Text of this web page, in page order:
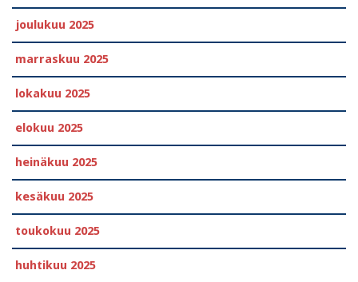
joulukuu 2025
marraskuu 2025
lokakuu 2025
elokuu 2025
heinäkuu 2025
kesäkuu 2025
toukokuu 2025
huhtikuu 2025